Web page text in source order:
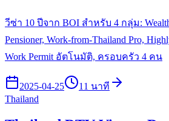
วีซ่า 10 ปีจาก BOI สำหรับ 4 กลุ่ม:
Pensioner, Work-from-Thailand Pro,
Work Permit อัตโนมัติ, ครอบครัว 4 คน
2025-04-25
11 นาที
Thailand